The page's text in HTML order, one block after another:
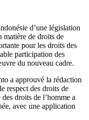
d’une législation
matière de droits de
pour les droits des
participation des
du nouveau cadre.
a approuvé la rédaction
respect des droits de
droits de l’homme a
avec une application